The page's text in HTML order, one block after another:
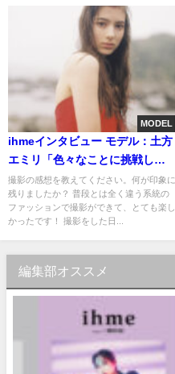
MODEL
ihmeインタビュー モデル：土方
エミリ「色々なことに挑戦し
て、自分の好きなことを楽しみ
たいです！」
撮影の感想を教えてください。何が印象に
残りましたか？ 普段とは全く違う系統の
ファッションで撮影ができて、とても楽し
かったです！ 撮影をした日...
編集部オススメ